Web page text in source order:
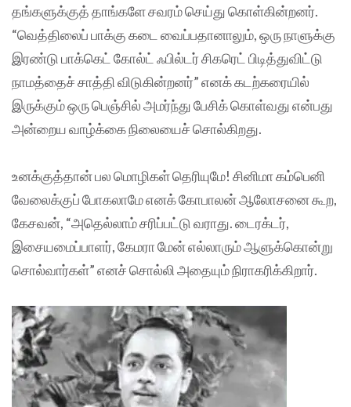
தங்களுக்குத் தாங்களே சவரம் செய்து கொள்கின்றனர்.
“வெத்திலைப் பாக்கு கடை வைப்பதானாலும், ஒரு நாளுக்கு
இரண்டு பாக்கெட் கோல்ட் ஃபில்டர் சிகரெட் பிடித்துவிட்டு
நாமத்தைச் சாத்தி விடுகின்றனர்” எனக் கடற்கரையில்
இருக்கும் ஒரு பெஞ்சில் அமர்ந்து பேசிக் கொள்வது என்பது
அன்றைய வாழ்க்கை நிலையைச் சொல்கிறது.
உனக்குத்தான் பல மொழிகள் தெரியுமே! சினிமா கம்பெனி
வேலைக்குப் போகலாமே எனக் கோபாலன் ஆலோசனை கூற,
கேசவன், “அதெல்லாம் சரிப்பட்டு வராது. டைரக்டர்,
இசையமைப்பாளர், கேமரா மேன் எல்லாரும் ஆளுக்கொன்று
சொல்வார்கள்” எனச் சொல்லி அதையும் நிராகரிக்கிறார்.